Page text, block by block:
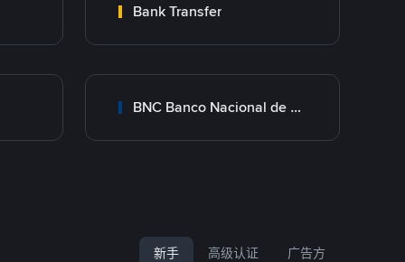
Bank Transfer
BNC Banco Nacional de Crédito
新手 高级认证 广告方